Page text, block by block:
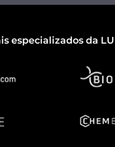
especializados da